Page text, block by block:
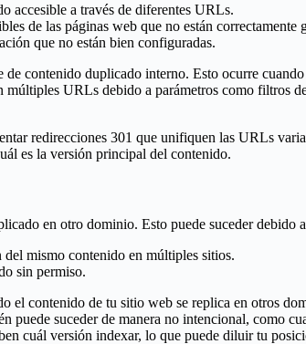
accesible a través de diferentes URLs.
de las páginas web que no están correctamente
que no están bien configuradas.
contenido duplicado interno. Esto ocurre
URLs debido a parámetros como filtros
redirecciones 301 que unifiquen las URLs
es la versión principal del contenido.
en otro dominio. Esto puede suceder debido
del mismo contenido en múltiples sitios.
sin permiso.
el contenido de tu sitio web se replica en otros
puede suceder de manera no intencional, como
cuál versión indexar, lo que puede diluir tu